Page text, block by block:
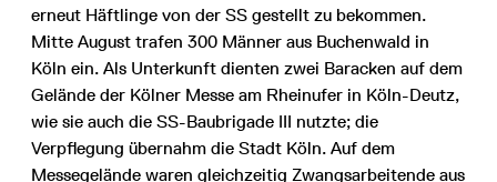
erneut Häftlinge von der SS gestellt zu bekommen.
Mitte August trafen 300 Männer aus Buchenwald in
Köln ein. Als Unterkunft dienten zwei Baracken auf dem
Gelände der Kölner Messe am Rheinufer in Köln-Deutz,
wie sie auch die SS-Baubrigade III nutzte; die
Verpflegung übernahm die Stadt Köln. Auf dem
Messegelände waren gleichzeitig Zwangsarbeitende aus